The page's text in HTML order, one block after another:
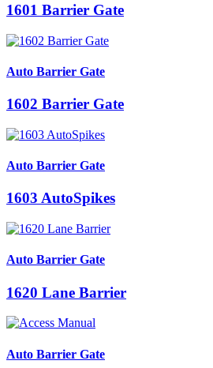
1601 Barrier Gate
Auto Barrier Gate
1602 Barrier Gate
Auto Barrier Gate
1603 AutoSpikes
Auto Barrier Gate
1620 Lane Barrier
Auto Barrier Gate